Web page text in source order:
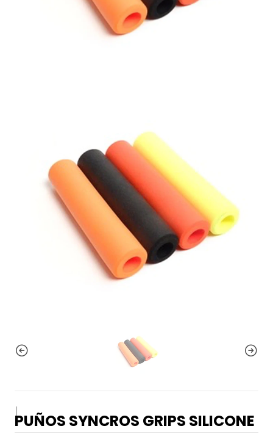
|
PUÑOS SYNCROS GRIPS SILICONE